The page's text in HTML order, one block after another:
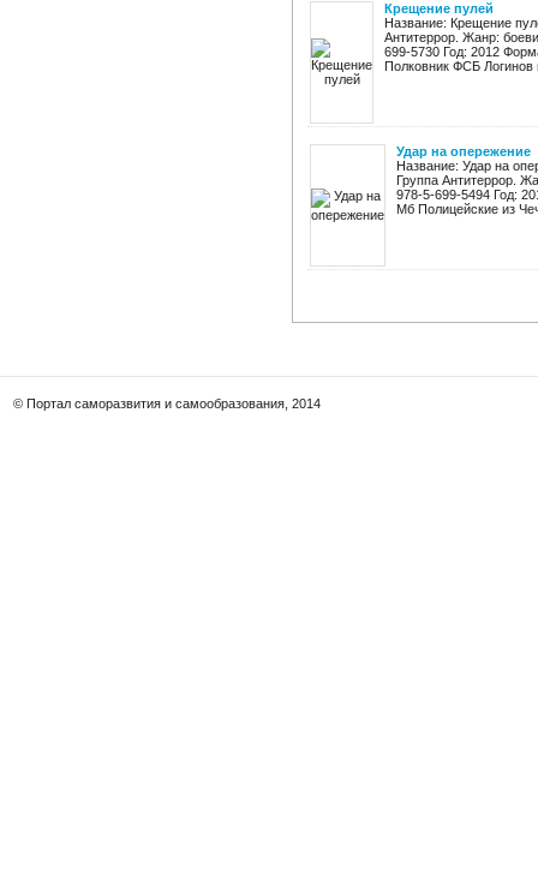
Крещение пулей
Название: Крещение
Антитеррор. Жанр:
699-5730 Год: 2012
Полковник ФСБ Логинов
Удар на опережение
Название: Удар на
Группа Антитеррор.
978-5-699-5494 Год:
Мб Полицейские из
© Портал саморазвития и самообразования, 2014